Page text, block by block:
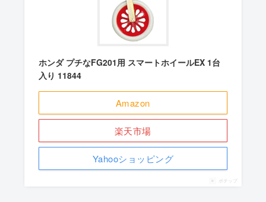
ホンダ プチなFG201用 スマートホイールEX 1台
入り 11844
Amazon
楽天市場
Yahooショッピング
ポチップ